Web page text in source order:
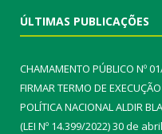
ÚLTIMAS PUBLICAÇÕES
CHAMAMENTO PÚBLICO Nº
FIRMAR TERMO DE
POLÍTICA NACIONAL ALDIR
(LEI Nº 14.399/2022)30 de